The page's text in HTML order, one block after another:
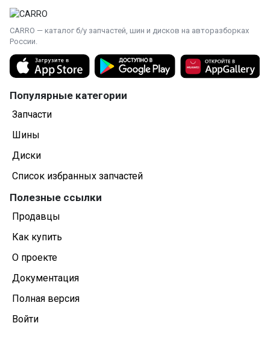
CARRO — каталог б/у запчастей, шин и дисков на авторазборках
России.
Популярные категории
Запчасти
Шины
Диски
Список избранных запчастей
Полезные ссылки
Продавцы
Как купить
О проекте
Документация
Полная версия
Войти